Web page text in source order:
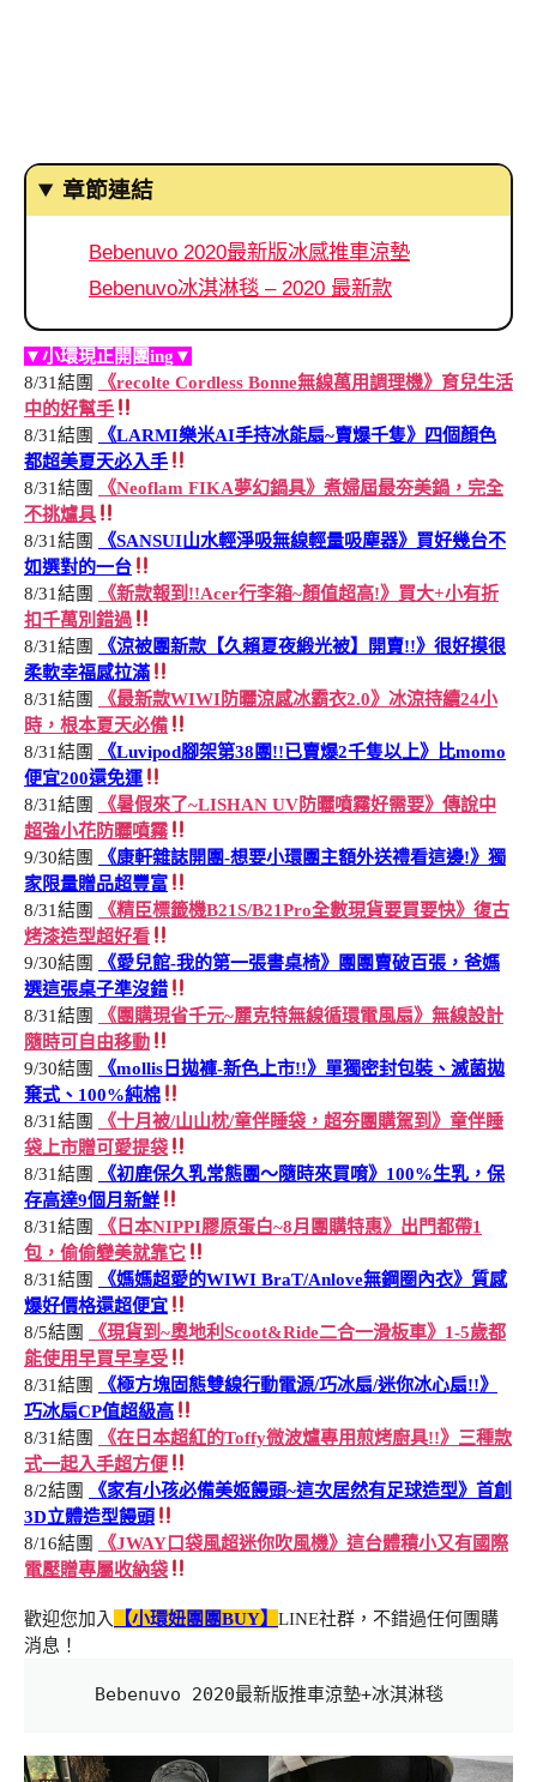
章節連結
Bebenuvo 2020最新版冰感推車涼墊
Bebenuvo冰淇淋毯 – 2020 最新款
▼小環現正開團ing▼
8/31結團
《recolte Cordless Bonne無線萬用調理機》育兒生活
中的好幫手
8/31結團
《LARMI樂米AI手持冰能扇~賣爆千隻》四個顏色
都超美夏天必入手
8/31結團
《Neoflam FIKA夢幻鍋具》煮婦屆最夯美鍋，完全
不挑爐具
8/31結團
《SANSUI山水輕淨吸無線輕量吸塵器》買好幾台不
如選對的一台
8/31結團
《新款報到!!Acer行李箱~顏值超高!》買大+小有折
扣千萬別錯過
8/31結團
《涼被團新款【久賴夏夜緞光被】開賣!!》很好摸很
柔軟幸福感拉滿
8/31結團
《最新款WIWI防曬涼感冰霸衣2.0》冰涼持續24小
時，根本夏天必備
8/31結團
《Luvipod腳架第38團!!已賣爆2千隻以上》比momo
便宜200還免運
8/31結團
《暑假來了~LISHAN UV防曬噴霧好需要》傳說中
超強小花防曬噴霧
9/30結團
《康軒雜誌開團-想要小環團主額外送禮看這邊!》獨
家限量贈品超豐富
8/31結團
《精臣標籤機B21S/B21Pro全數現貨要買要快》復古
烤漆造型超好看
9/30結團
《愛兒館-我的第一張書桌椅》團團賣破百張，爸媽
選這張桌子準沒錯
8/31結團
《團購現省千元~麗克特無線循環電風扇》無線設計
隨時可自由移動
9/30結團
《mollis日拋褲-新色上市!!》單獨密封包裝、滅菌拋
棄式、100%純棉
8/31結團
《十月被/山山枕/童伴睡袋，超夯團購駕到》童伴睡
袋上市贈可愛提袋
8/31結團
《初鹿保久乳常態團～隨時來買唷》100%生乳，保
存高達9個月新鮮
8/31結團
《日本NIPPI膠原蛋白~8月團購特惠》出門都帶1
包，偷偷變美就靠它
8/31結團
《媽媽超愛的WIWI BraT/Anlove無鋼圈內衣》質感
爆好價格還超便宜
8/5結團
《現貨到~奧地利Scoot&Ride二合一滑板車》1-5歲都
能使用早買早享受
8/31結團
《極方塊固態雙線行動電源/巧冰扇/迷你冰心扇!!》
巧冰扇CP值超級高
8/31結團
《在日本超紅的Toffy微波爐專用煎烤廚具!!》三種款
式一起入手超方便
8/2結團
《家有小孩必備美姬饅頭~這次居然有足球造型》首創
3D立體造型饅頭
8/16結團
《JWAY口袋風超迷你吹風機》這台體積小又有國際
電壓贈專屬收納袋
歡迎您加入 【小環妞團團BUY】 LINE社群，不錯過任何團購
消息！
Bebenuvo 2020最新版推車涼墊+冰淇淋毯